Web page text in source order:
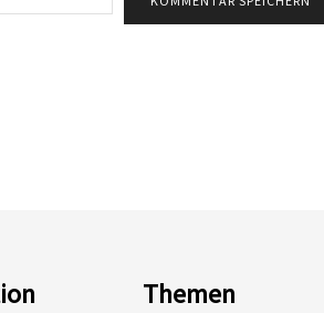
Mail:*
Themen